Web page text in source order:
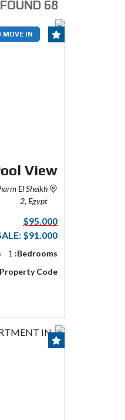
68 FOUND
MOVE IN
View
El Sheikh
2, Egypt
$95.000
$91.000
Bedrooms:
1
Property Code: